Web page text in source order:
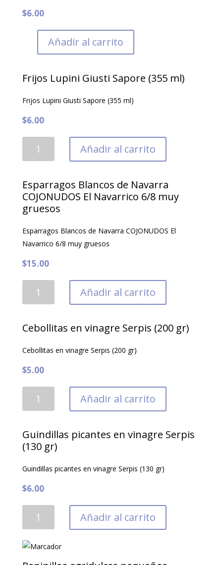
$6.00
Añadir al carrito
Frijos Lupini Giusti Sapore (355 ml)
Frijos Lupini Giusti Sapore (355 ml)
$6.00
Lupini
Sapore
(355
ml)
Añadir al carrito
Esparragos Blancos de Navarra
COJONUDOS El Navarrico 6/8 muy
gruesos
Esparragos Blancos de Navarra COJONUDOS El
Navarrico 6/8 muy gruesos
$15.00
Blancos
Navarra
El
6/8
muy
gruesos
Añadir al carrito
Cebollitas en vinagre Serpis (200 gr)
Cebollitas en vinagre Serpis (200 gr)
$5.00
Serpis
(200
cantidad
Añadir al carrito
Guindillas picantes en vinagre Serpis
(130 gr)
Guindillas picantes en vinagre Serpis (130 gr)
$6.00
picantes
vinagre
Serpis
Añadir al carrito